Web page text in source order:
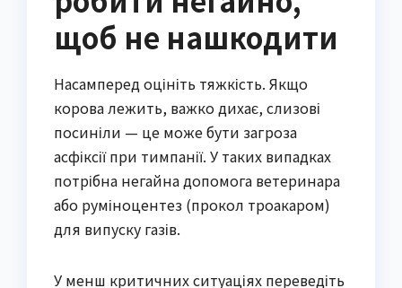
щоб не нашкодити
Насамперед оцініть тяжкість. Якщо
корова лежить, важко дихає, слизові
посиніли — це може бути загроза
асфіксії при тимпанії. У таких випадках
потрібна негайна допомога ветеринара
або руміноцентез (прокол троакаром)
для випуску газів.
У менш критичних ситуаціях переведіть